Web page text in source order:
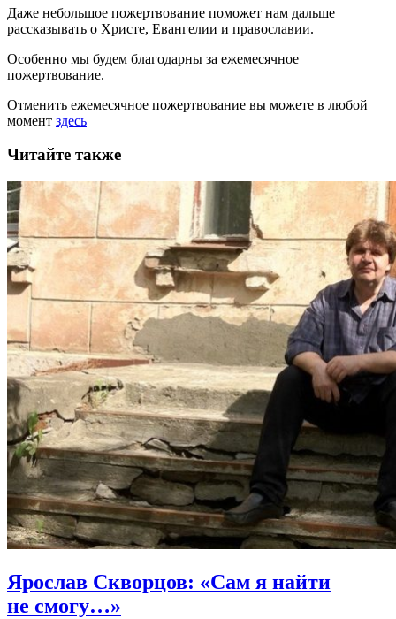
Даже небольшое пожертвование поможет нам дальше
рассказывать о Христе, Евангелии и православии.
Особенно мы будем благодарны за ежемесячное
пожертвование.
Отменить ежемесячное пожертвование вы можете в любой
момент здесь
Читайте также
Ярослав Скворцов: «Сам я найти
не смогу…»